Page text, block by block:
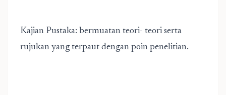
Kajian Pustaka: bermuatan teori- teori serta
rujukan yang terpaut dengan poin penelitian.